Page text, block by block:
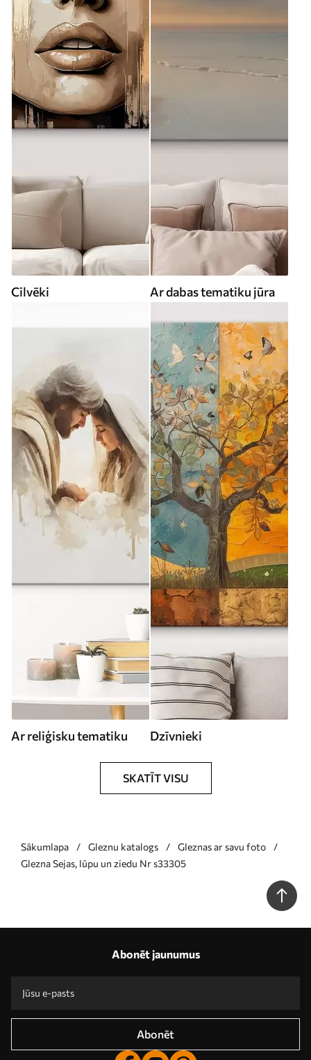
Cilvēki Ar dabas tematiku jūra
Ar reliģisku tematiku Dzīvnieki
SKATĪT VISU
Sākumlapa Gleznu katalogs
Gleznas ar savu foto
Glezna Sejas, lūpu un ziedu Nr s33305
Abonēt jaunumus
Abonēt